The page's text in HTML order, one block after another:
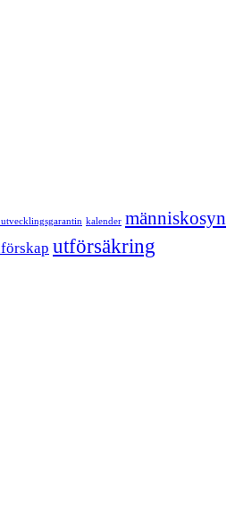
kalender människosyn
utförsäkring